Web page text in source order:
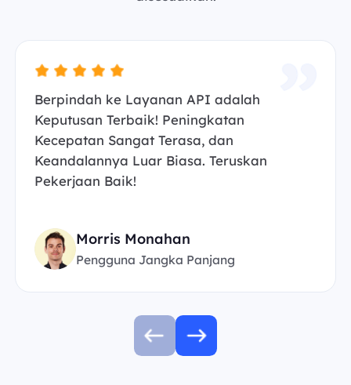
Berpindah ke Layanan API adalah
Keputusan Terbaik! Peningkatan
Kecepatan Sangat Terasa, dan
Keandalannya Luar Biasa. Teruskan
Pekerjaan Baik!
Morris Monahan
Pengguna Jangka Panjang